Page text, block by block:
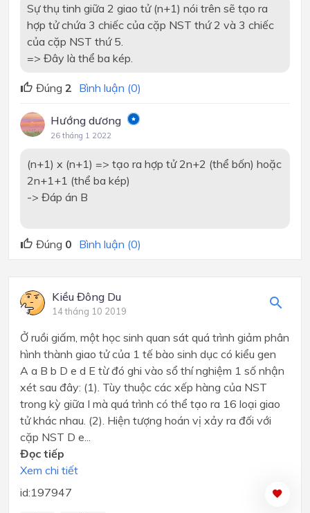
Sự thụ tinh giữa 2 giao tử (n+1) nói trên sẽ tạo ra
hợp tử chứa 3 chiếc của cặp NST thứ 2 và 3 chiếc
của cặp NST thứ 5.
=> Đây là thể ba kép.
Đúng 2 Bình luận (0)
Hướng dương
26 tháng 1 2022
(n+1) x (n+1) => tạo ra hợp tử 2n+2 (thể bốn) hoặc
2n+1+1 (thể ba kép)
-> Đáp án B
Đúng 0 Bình luận (0)
Kiều Đông Du
14 tháng 10 2019
Ở ruồi giấm, một học sinh quan sát quá trình giảm phân
hình thành giao tử của 1 tế bào sinh dục có kiểu gen
A a B b D e d E từ đó ghi vào sổ thí nghiệm 1 số nhận
xét sau đây: (1). Tùy thuộc các xếp hàng của NST
trong kỳ giữa I mà quá trình có thể tạo ra 16 loại giao
tử khác nhau. (2). Hiện tượng hoán vị xảy ra đối với
cặp NST D e...
Đọc tiếp
Xem chi tiết
id:197947